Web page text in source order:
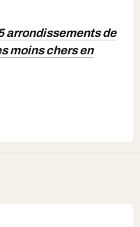
arrondissements de
moins chers en